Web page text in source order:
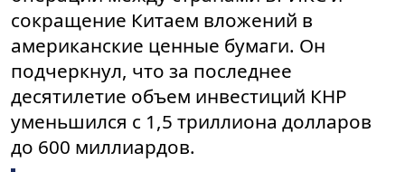
сокращение Китаем вложений в
американские ценные бумаги. Он
подчеркнул, что за последнее
десятилетие объем инвестиций КНР
уменьшился с 1,5 триллиона долларов
до 600 миллиардов.